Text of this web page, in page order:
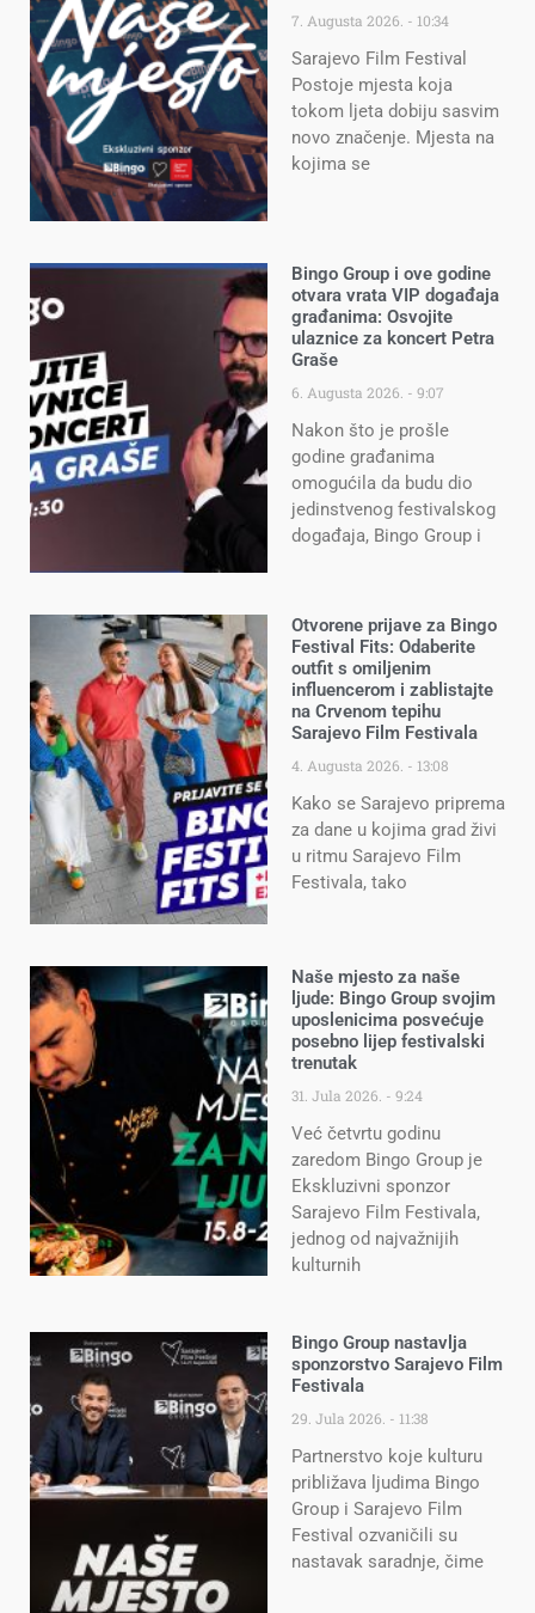
7. Augusta 2026. 10:34
Sarajevo Film Festival
Postoje mjesta koja
tokom ljeta dobiju sasvim
novo značenje. Mjesta na
kojima se
Bingo Group i ove godine
otvara vrata VIP događaja
građanima: Osvojite
ulaznice za koncert Petra
Graše
6. Augusta 2026. 9:07
Nakon što je prošle
godine građanima
omogućila da budu dio
jedinstvenog festivalskog
događaja, Bingo Group i
Otvorene prijave za Bingo
Festival Fits: Odaberite
outfit s omiljenim
influencerom i zablistajte
na Crvenom tepihu
Sarajevo Film Festivala
4. Augusta 2026. 13:08
Kako se Sarajevo priprema
za dane u kojima grad živi
u ritmu Sarajevo Film
Festivala, tako
Naše mjesto za naše
ljude: Bingo Group svojim
uposlenicima posvećuje
posebno lijep festivalski
trenutak
31. Jula 2026. 9:24
Već četvrtu godinu
zaredom Bingo Group je
Ekskluzivni sponzor
Sarajevo Film Festivala,
jednog od najvažnijih
kulturnih
Bingo Group nastavlja
sponzorstvo Sarajevo Film
Festivala
29. Jula 2026. 11:38
Partnerstvo koje kulturu
približava ljudima Bingo
Group i Sarajevo Film
Festival ozvaničili su
nastavak saradnje, čime